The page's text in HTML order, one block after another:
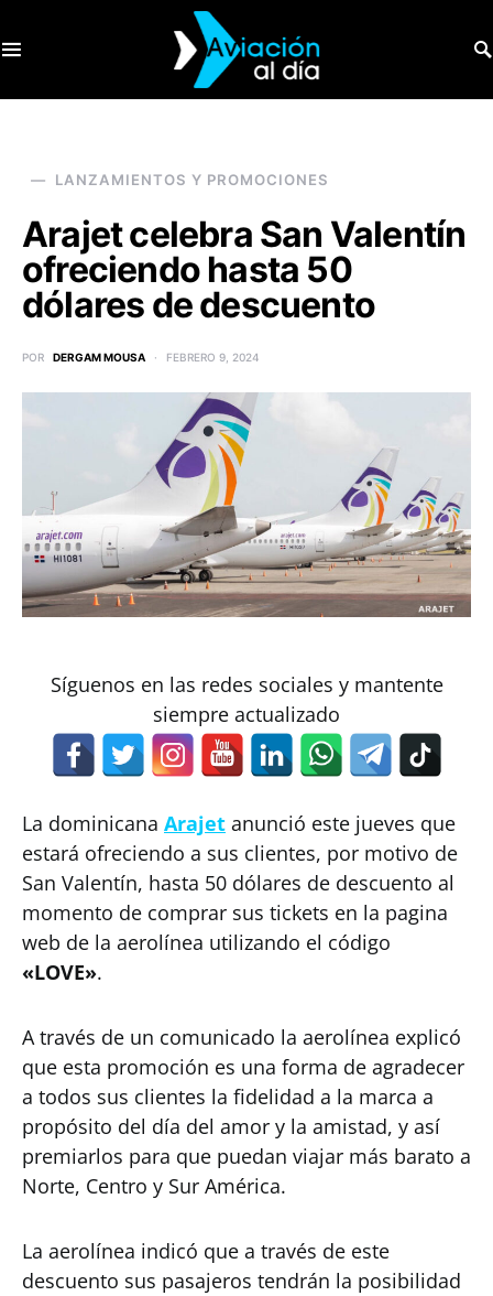
LANZAMIENTOS Y PROMOCIONES
Arajet celebra San Valentín
ofreciendo hasta 50
dólares de descuento
POR DERGAM MOUSA FEBRERO 9, 2024
Síguenos en las redes sociales y mantente
siempre actualizado
La dominicana Arajet anunció este jueves que
estará ofreciendo a sus clientes, por motivo de
San Valentín, hasta 50 dólares de descuento al
momento de comprar sus tickets en la pagina
web de la aerolínea utilizando el código
«LOVE».
A través de un comunicado la aerolínea explicó
que esta promoción es una forma de agradecer
a todos sus clientes la fidelidad a la marca a
propósito del día del amor y la amistad, y así
premiarlos para que puedan viajar más barato a
Norte, Centro y Sur América.
La aerolínea indicó que a través de este
descuento sus pasajeros tendrán la posibilidad